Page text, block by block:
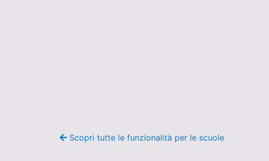
Scopri tutte le funzionalità per le scuole